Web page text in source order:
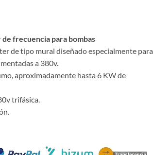
frecuencia para bombas
de tipo mural diseñado especialmente para
a 380v.
aproximadamente hasta 6 KW de
trifásica.